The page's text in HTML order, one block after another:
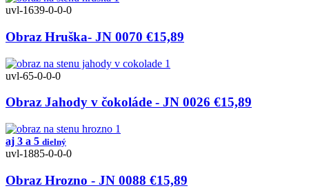
uvl-1639-0-0-0
Obraz Hruška- JN 0070 €15,89
uvl-65-0-0-0
Obraz Jahody v čokoláde - JN 0026 €15,89
aj 3 a 5 dielný
uvl-1885-0-0-0
Obraz Hrozno - JN 0088 €15,89